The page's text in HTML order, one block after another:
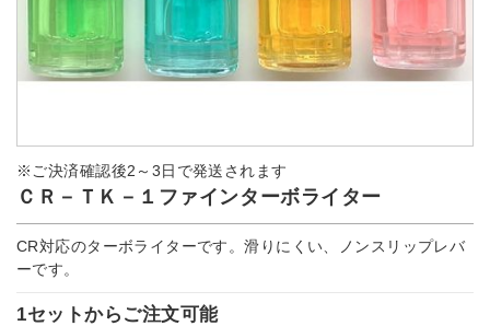
※ご決済確認後2～3日で発送されます
ＣＲ－ＴＫ－１ファインターボライター
CR対応のターボライターです。滑りにくい、ノンスリップレバ
ーです。
1セットからご注文可能